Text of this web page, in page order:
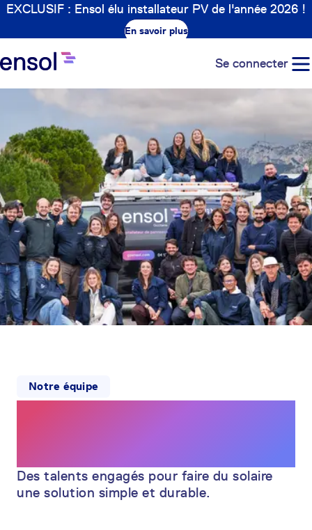
EXCLUSIF : Ensol élu installateur PV de l'année 2026 !
En savoir plus
Se connecter
Notre équipe
Des talents engagés pour faire du solaire
une solution simple et durable.